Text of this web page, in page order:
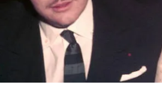
VIDEO
PRINCIPATO